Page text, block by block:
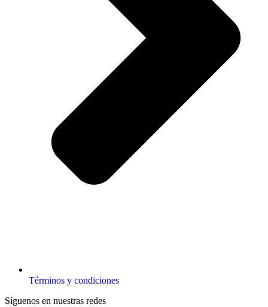
Términos y condiciones
Síguenos en nuestras redes